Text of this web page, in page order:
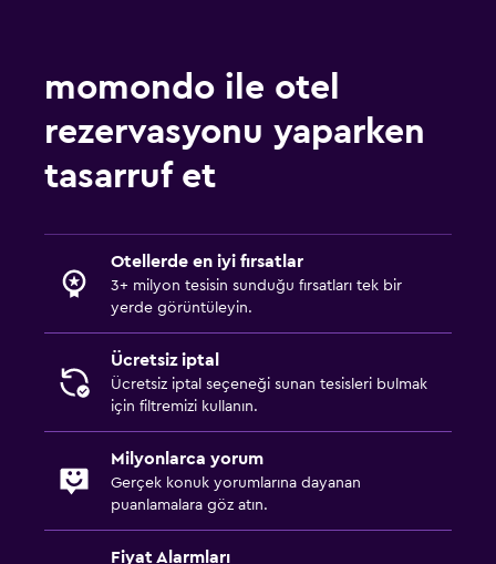
momondo ile otel
rezervasyonu yaparken
tasarruf et
Otellerde en iyi fırsatlar
3+ milyon tesisin sunduğu fırsatları tek bir
yerde görüntüleyin.
Ücretsiz iptal
Ücretsiz iptal seçeneği sunan tesisleri bulmak
için filtremizi kullanın.
Milyonlarca yorum
Gerçek konuk yorumlarına dayanan
puanlamalara göz atın.
Fiyat Alarmları